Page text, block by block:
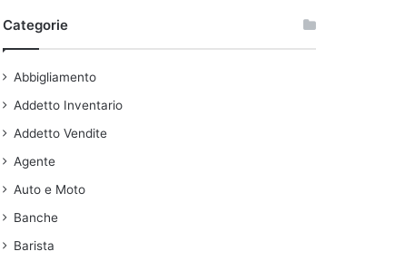
Categorie
Abbigliamento
Addetto Inventario
Addetto Vendite
Agente
Auto e Moto
Banche
Barista